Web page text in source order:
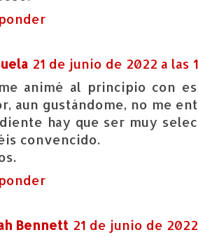
21 de junio de 2022 a las
animé al principio con
aun gustándome, no me
hay que ser muy
convencido.
Bennett 21 de junio de